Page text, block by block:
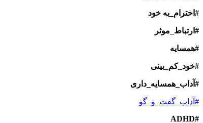
#احترام_به خود
#ارتباط_موثر
#همسایه
#خود_کم_بینی
#آداب_همسایه_داری
#آداب_گفت_و_گو
#ADHD